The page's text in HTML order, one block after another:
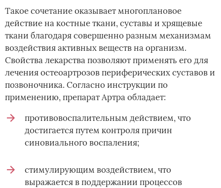
Такое сочетание оказывает многоплановое
действие на костные ткани, суставы и хрящевые
ткани благодаря совершенно разным механизмам
воздействия активных веществ на организм.
Свойства лекарства позволяют применять его для
лечения остеоартрозов периферических суставов и
позвоночника. Согласно инструкции по
применению, препарат Артра обладает:
противовоспалительным действием, что
достигается путем контроля причин
синовиального воспаления;
стимулирующим воздействием, что
выражается в поддержании процессов